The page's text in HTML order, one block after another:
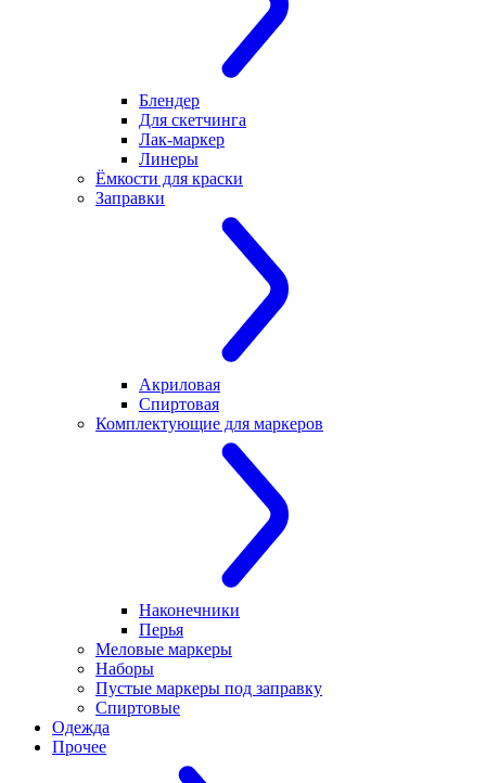
Блендер
Для скетчинга
Лак-маркер
Линеры
Ёмкости для краски
Заправки
Акриловая
Спиртовая
Комплектующие для маркеров
Наконечники
Перья
Меловые маркеры
Наборы
Пустые маркеры под заправку
Спиртовые
Одежда
Прочее